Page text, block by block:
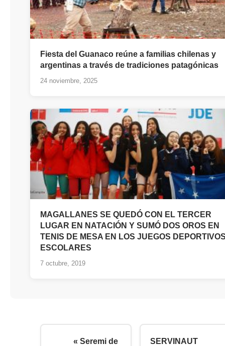
Fiesta del Guanaco reúne a familias chilenas y
argentinas a través de tradiciones patagónicas
24 noviembre, 2025
MAGALLANES SE QUEDÓ CON EL TERCER
LUGAR EN NATACIÓN Y SUMÓ DOS OROS EN
TENIS DE MESA EN LOS JUEGOS
ESCOLARES
7 octubre, 2019
« Seremi de
SERVINAUT